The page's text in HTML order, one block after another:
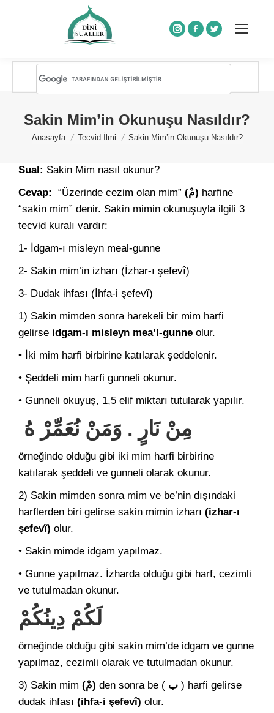
Instagram
Facebook
Twitter
Sakin Mim’in Okunuşu Nasıldır?
You are here:
Anasayfa Tecvid İlmi Sakin Mim’in Okunuşu Nasıldır?
Sual: Sakin Mim nasıl okunur?
Cevap:
“Üzerinde cezim olan mim” (مْ) harfine
“sakin mim” denir. Sakin mimin okunuşuyla ilgili 3
tecvid kuralı vardır:
1- İdgam-ı misleyn meal-gunne
2- Sakin mim’in izharı (İzhar-ı şefevî)
3- Dudak ihfası (İhfa-i şefevî)
1) Sakin mimden sonra harekeli bir mim harfi
gelirse idgam-ı misleyn mea’l-gunne olur.
• İki mim harfi birbirine katılarak şeddelenir.
• Şeddeli mim harfi gunneli okunur.
• Gunneli okuyuş, 1,5 elif miktarı tutularak yapılır.
مِنْ نَارٍ . وَمَنْ نُعَمِّرْ هُ
örneğinde olduğu gibi iki mim harfi birbirine
katılarak şeddeli ve gunneli olarak okunur.
2) Sakin mimden sonra mim ve be’nin dışındaki
harflerden biri gelirse sakin mimin izharı (izhar-ı
şefevî) olur.
• Sakin mimde idgam yapılmaz.
• Gunne yapılmaz. İzharda olduğu gibi harf, cezimli
ve tutulmadan okunur.
لَكُمْ دِينُكُمْ
örneğinde olduğu gibi sakin mim’de idgam ve gunne
yapılmaz, cezimli olarak ve tutulmadan okunur.
3) Sakin mim
(مْ) den sonra be ( ب ) harfi gelirse
dudak ihfası (ihfa-i şefevî) olur.